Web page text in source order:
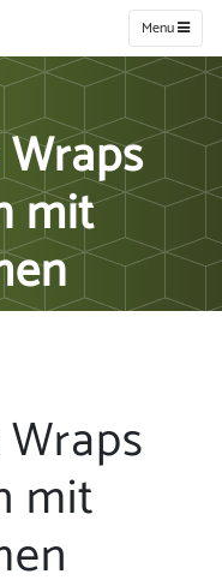
Menu
mit
mit